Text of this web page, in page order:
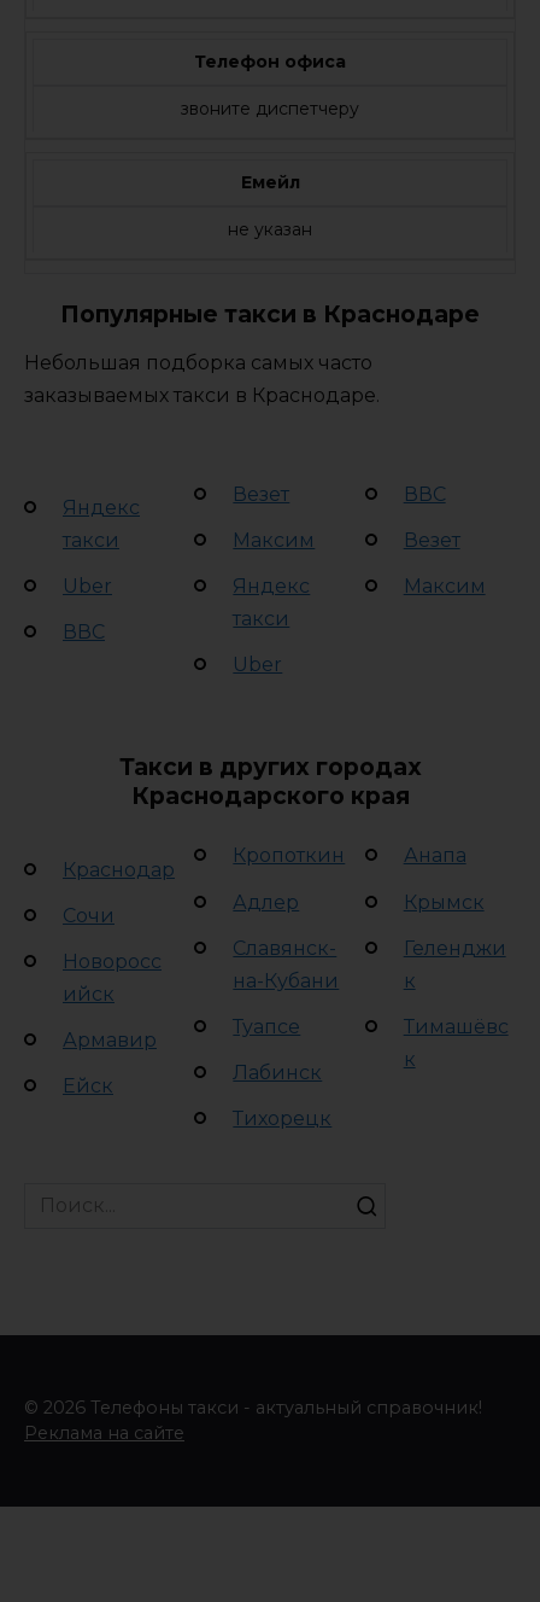
Телефон офиса
звоните диспетчеру
Емейл
не указан
Популярные такси в Краснодаре
Небольшая подборка самых часто
заказываемых такси в Краснодаре.
Яндекс
такси
Uber
ВВС
Везет
Максим
Яндекс
такси
Uber
ВВС
Везет
Максим
Такси в других городах
Краснодарского края
Краснодар
Сочи
Новоросс
ийск
Армавир
Ейск
Кропоткин
Адлер
Славянск-
на-Кубани
Туапсе
Лабинск
Тихорецк
Анапа
Крымск
Геленджи
к
Тимашёвс
к
Search
© 2026 Телефоны такси - актуальный справочник!
Реклама на сайте